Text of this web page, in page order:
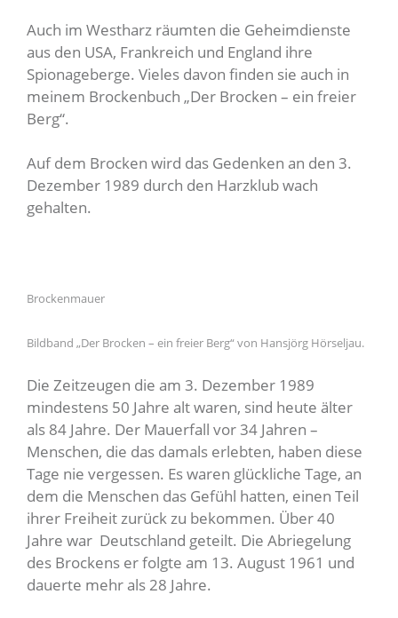
Auch im Westharz räumten die Geheimdienste
aus den USA, Frankreich und England ihre
Spionageberge. Vieles davon finden sie auch in
meinem Brockenbuch „Der Brocken – ein freier
Berg“.
Auf dem Brocken wird das Gedenken an den 3.
Dezember 1989 durch den Harzklub wach
gehalten.
Brockenmauer
Bildband „Der Brocken – ein freier Berg“ von Hansjörg Hörseljau.
Die Zeitzeugen die am 3. Dezember 1989
mindestens 50 Jahre alt waren, sind heute älter
als 84 Jahre. Der Mauerfall vor 34 Jahren –
Menschen, die das damals erlebten, haben diese
Tage nie vergessen. Es waren glückliche Tage, an
dem die Menschen das Gefühl hatten, einen Teil
ihrer Freiheit zurück zu bekommen. Über 40
Jahre war Deutschland geteilt. Die Abriegelung
des Brockens er folgte am 13. August 1961 und
dauerte mehr als 28 Jahre.